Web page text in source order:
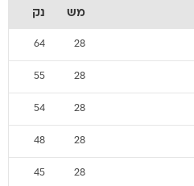
מש נק
28
64
28
55
28
54
28
48
28
45